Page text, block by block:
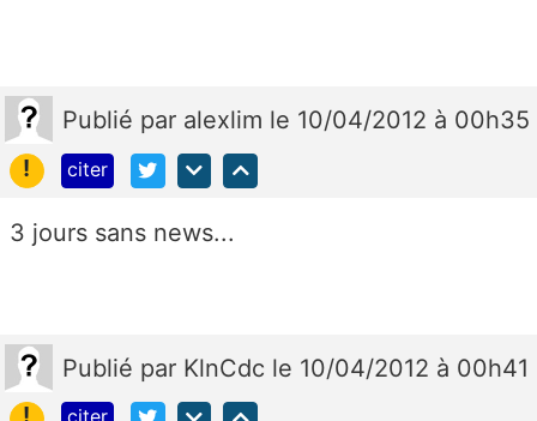
Publié par alexlim le 10/04/2012 à 00h35
!
citer
3 jours sans news...
Publié par KlnCdc le 10/04/2012 à 00h41